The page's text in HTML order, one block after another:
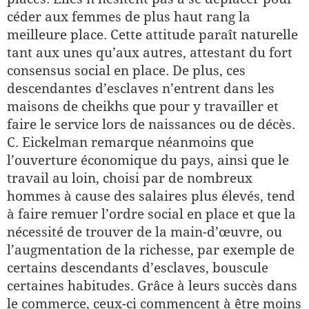
céder aux femmes de plus haut rang la
meilleure place. Cette attitude paraît naturelle
tant aux unes qu’aux autres, attestant du fort
consensus social en place. De plus, ces
descendantes d’esclaves n’entrent dans les
maisons de cheikhs que pour y travailler et
faire le service lors de naissances ou de décès.
C. Eickelman remarque néanmoins que
l’ouverture économique du pays, ainsi que le
travail au loin, choisi par de nombreux
hommes à cause des salaires plus élevés, tend
à faire remuer l’ordre social en place et que la
nécessité de trouver de la main-d’œuvre, ou
l’augmentation de la richesse, par exemple de
certains descendants d’esclaves, bouscule
certaines habitudes. Grâce à leurs succès dans
le commerce, ceux-ci commencent à être moins